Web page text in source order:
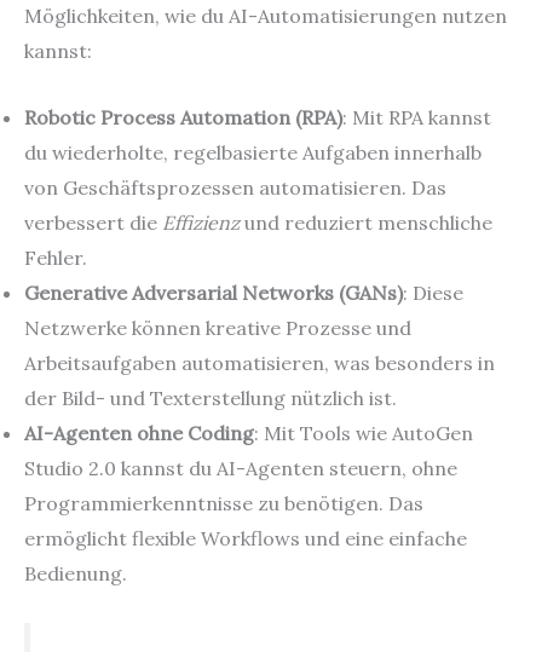
Möglichkeiten, wie du AI-Automatisierungen nutzen
kannst:
Robotic Process Automation (RPA): Mit RPA kannst
du wiederholte, regelbasierte Aufgaben innerhalb
von Geschäftsprozessen automatisieren. Das
verbessert die Effizienzund reduziert menschliche
Fehler.
Generative Adversarial Networks (GANs): Diese
Netzwerke können kreative Prozesse und
Arbeitsaufgaben automatisieren, was besonders in
der Bild- und Texterstellung nützlich ist.
AI-Agenten ohne Coding: Mit Tools wie AutoGen
Studio 2.0 kannst du AI-Agenten steuern, ohne
Programmierkenntnisse zu benötigen. Das
ermöglicht flexible Workflows und eine einfache
Bedienung.